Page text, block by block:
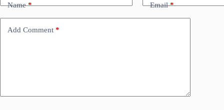
Name* Email*
Add Comment *